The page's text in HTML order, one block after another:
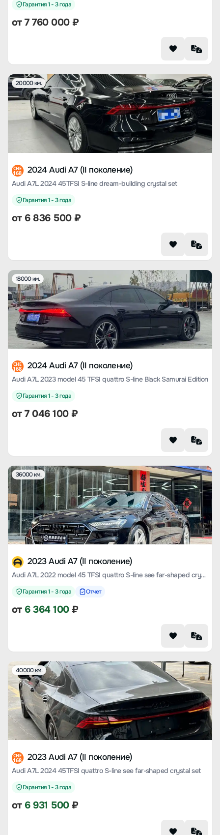
Гарантия 1 - 3 года
от7 760 000₽
20000 км.
CHE
168 2024 Audi A7 (II поколение)
Audi A7L 2024 45TFSI S-line dream-building crystal set
Гарантия 1 - 3 года
от 6 836 500₽
18000 км.
CHE
168 2024 Audi A7 (II поколение)
Audi A7L 2023 model 45 TFSI quattro S-line Black Samurai Edition
Гарантия 1 - 3 года
от7 046 100₽
36000 км.
2023 Audi A7 (II поколение)
Audi A7L 2022 model 45 TFSI quattro S-line see far-shaped crystal set
Гарантия 1 - 3 года Отчет
от 6 364 100₽
40000 км.
CHE
168 2023 Audi A7 (II поколение)
Audi A7L 2024 45TFSI quattro S-line see far-shaped crystal set
Гарантия 1 - 3 года
от 6 931 500₽